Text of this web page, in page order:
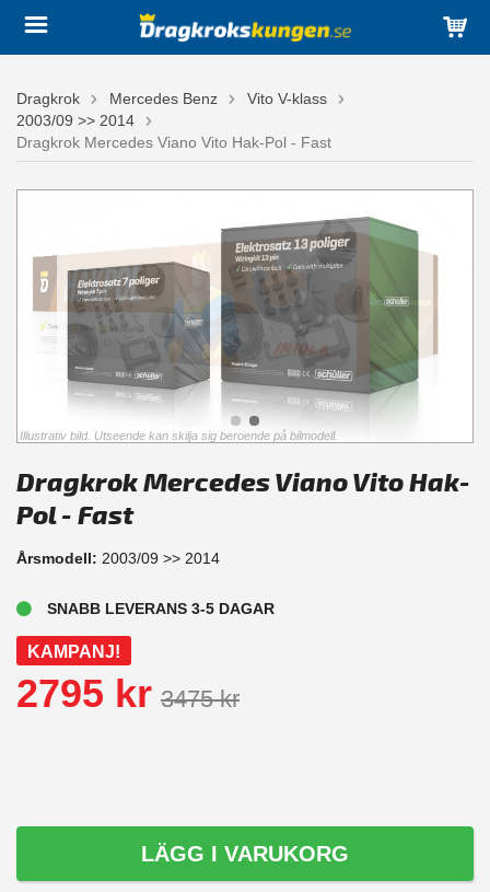
Dragkrok Mercedes Benz
Vito V-klass
2003/09 >> 2014
Dragkrok Mercedes Viano Vito Hak-Pol - Fast
Illustrativ bild. Utseende kan skilja sig beroende på bilmodell.
Dragkrok Mercedes Viano Vito Hak-
Pol - Fast
Årsmodell: 2003/09 >> 2014
SNABB LEVERANS 3-5 DAGAR
KAMPANJ!
2795 kr 3475 kr
LÄGG I VARUKORG